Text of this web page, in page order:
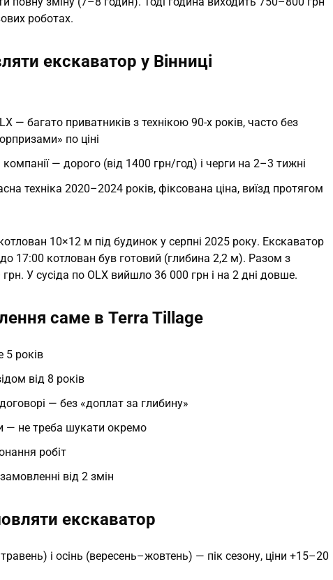
роботах.
екскаватор у Вінниці
— багато приватників з технікою 90-х років, часто без
по ціні
компанії — дорого (від 1400 грн/год) і черги на 2–3 тижні
техніка 2020–2024 років, фіксована ціна, виїзд протягом
10×12 м під будинок у серпні 2025 року. Екскаватор
17:00 котлован був готовий (глибина 2,2 м). Разом з
У сусіда по OLX вийшло 36 000 грн і на 2 дні довше.
саме в Terra Tillage
5 років
від 8 років
— без «доплат за глибину»
— не треба шукати окремо
робіт
від 2 змін
екскаватор
і осінь (вересень–жовтень) — пік сезону, ціни +15–20